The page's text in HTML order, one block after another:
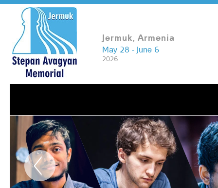
Jermuk, Armenia
May 28 - June 6
2026